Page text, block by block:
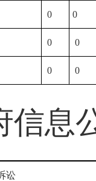
0 0
0 0
0 0
信息
讼